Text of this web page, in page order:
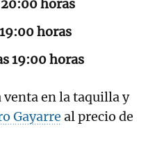
horas
horas
19:00 horas
venta en la taquilla y
Gayarre al precio de